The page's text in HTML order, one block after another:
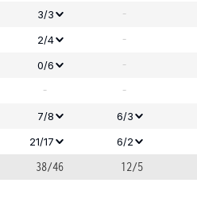
3/3 -
2/4 -
0/6 -
- -
7/8
6/3
21/17 6/2
38/46 12/5